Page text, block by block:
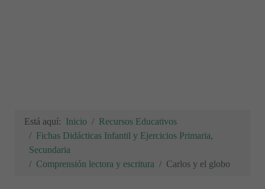
Está aquí: Inicio
Recursos Educativos
Fichas Didácticas Infantil y Ejercicios Primaria,
Secundaria
Comprensión lectora y escritura
Carlos y el globo